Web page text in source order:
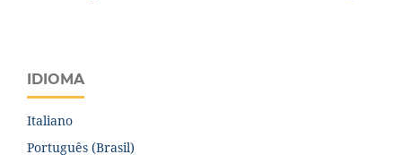
IDIOMA
Italiano
Português (Brasil)